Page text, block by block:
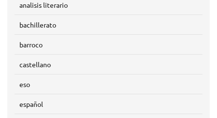
analisis literario
bachillerato
barroco
castellano
eso
español